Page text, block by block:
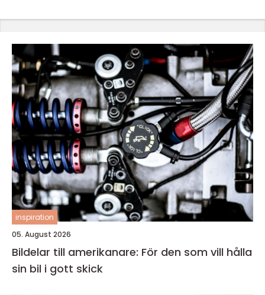
inspiration
05. August 2026
Bildelar till amerikanare: För den som vill hålla
sin bil i gott skick